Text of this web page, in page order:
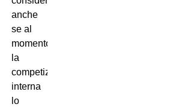
anche
se al
momento
la
competizione
interna
lo